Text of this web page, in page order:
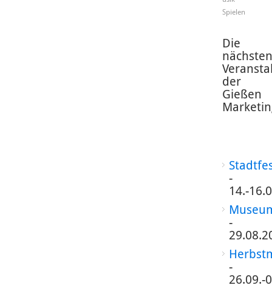
Spielen
Die
nächsten
der
Gießen
-
14.-
-
-
26.09.-